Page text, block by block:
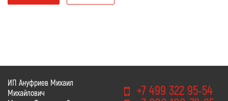
ИП Ануфриев Михаил
Михайлович
+7 499 322 95-54